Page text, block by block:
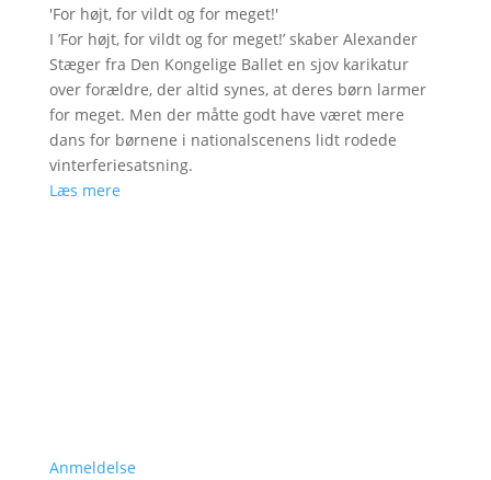
'For højt, for vildt og for meget!'
I ’For højt, for vildt og for meget!’ skaber Alexander
Stæger fra Den Kongelige Ballet en sjov karikatur
over forældre, der altid synes, at deres børn larmer
for meget. Men der måtte godt have været mere
dans for børnene i nationalscenens lidt rodede
vinterferiesatsning.
Læs mere
Anmeldelse